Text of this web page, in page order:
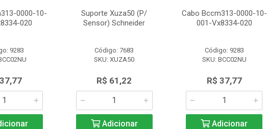
0000-10-
020
9283
Suporte Xuza50 (P/
Sensor) Schneider
Código: 7683
SKU: XUZA50
R$ 61,22
Adicionar
Cabo Bccm313-0000-10-
001-Vx8334-020
Código: 9283
SKU: BCC02NU
R$ 37,77
Adicionar